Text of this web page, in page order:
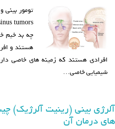
چه بد خیم
هستند و
افرادی هستند که زمینه های خاصی
شیمیایی خاصی…
آلرژی بینی (رینیت آلرژیک)
های درمان آن